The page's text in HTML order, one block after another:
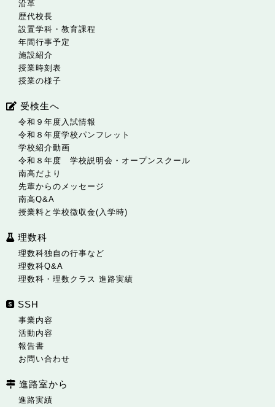
沿革
歴代校長
設置学科・教育課程
年間行事予定
施設紹介
授業時刻表
授業の様子
受検生へ
令和９年度入試情報
令和８年度学校パンフレット
学校紹介動画
令和８年度 学校説明会・オープンスクール
南高だより
先輩からのメッセージ
南高Q&A
授業料と学校徴収金(入学時)
理数科
理数科独自の行事など
理数科Q&A
理数科・理数クラス 進路実績
SSH
事業内容
活動内容
報告書
お問い合わせ
進路室から
進路実績